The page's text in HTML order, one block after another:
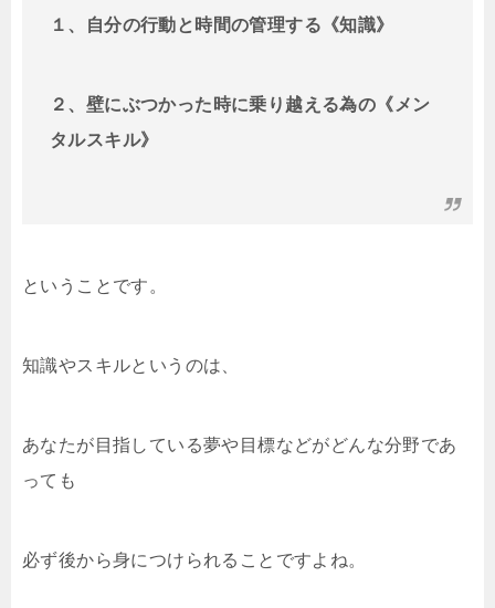
１、自分の行動と時間の管理する《知識》
２、壁にぶつかった時に乗り越える為の 《メン
タルスキル》
ということです。
知識やスキルというのは、
あなたが目指している夢や目標などがどんな分野であ
っても
必ず後から身につけられることですよね。